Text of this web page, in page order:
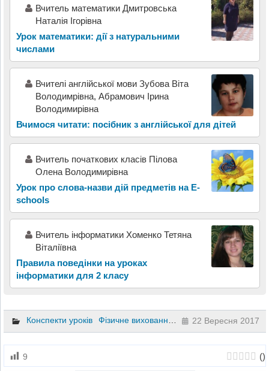
Вчитель математики Дмитровська
Наталія Ігорівна
Урок математики: дії з натуральними
числами
Вчителі англійської мови Зубова Віта
Володимрівна, Абрамович Ірина
Володимирівна
Вчимося читати: посібник з англійської для дітей
Вчитель початкових класів Пілова
Олена Володимирівна
Урок про слова-назви дій предметів на E-
schools
Вчитель інформатики Хоменко Тетяна
Віталіївна
Правила поведінки на уроках
інформатики для 2 класу
Конспекти уроків Фізичне виховання 8 клас22 Вересня 2017
9 ()